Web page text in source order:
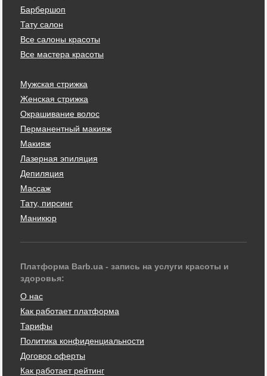
Барбершоп
Тату салон
Все салоны красоты
Все мастера красоты
Мужская стрижка
Женская стрижка
Окрашивание волос
Перманентный макияж
Макияж
Лазерная эпиляция
Депиляция
Массаж
Тату, пирсинг
Маникюр
Платформа Barb.ua - запись на услуги красоты и
здоровья:
О нас
Как работает платформа
Тарифы
Политика конфиденциальности
Договор оферты
Как работает рейтинг